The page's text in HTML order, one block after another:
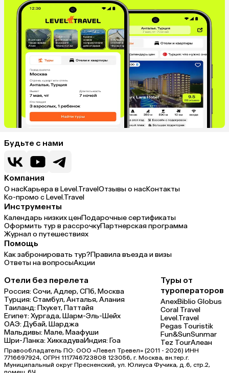
Будьте с нами
Компания
О насКарьера в Level.TravelОтзывы о насКонтакты
Ко-промо с Level.Travel
Инструменты
Календарь низких ценПодарочные сертификаты
Оформить тур в рассрочкуПартнерская программа
Журнал о путешествиях
Помощь
Как забронировать тур?Правила въезда и визы
Ответы на вопросыАкции
Отели без перелета
Россия:Сочи,Адлер,СПб,Москва
Турция:Стамбул,Анталья,Алания
Таиланд:Пхукет,Паттайя
Египет:Хургада,Шарм-Эль-Шейх
ОАЭ:Дубай,Шарджа
Мальдивы:Мале,Маафуши
Шри-Ланка:ХиккадуваИндия:Гоа
Туры от
туроператоров
AnexBiblio Globus
Coral Travel
Level.Travel
Pegas Touristik
Fun&SunSunmar
Tez TourАлеан
Правообладатель ПО: ООО «Левел Тревел» (2011 - 2026) ИНН
7716697924, ОГРН 1117746723808 123056, г. Москва, вн.тер.г.
Муниципальный округ Пресненский, ул. Юлиуса Фучика, д.6, стр.2,